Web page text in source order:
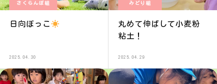
さくらんぼ組
日向ぼっこ
2025.04.30
みどり組
丸めて伸ばして小麦粉
粘土！
2025.04.29